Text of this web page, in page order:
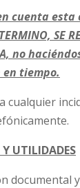
esta
SE
no
tiempo.
cualquier
UTILIDADES
documental